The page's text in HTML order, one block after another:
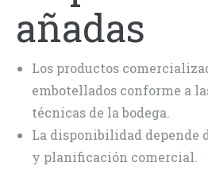
añadas
Los productos
embotellados conforme a
técnicas de la bodega.
La disponibilidad depende
y planificación comercial.